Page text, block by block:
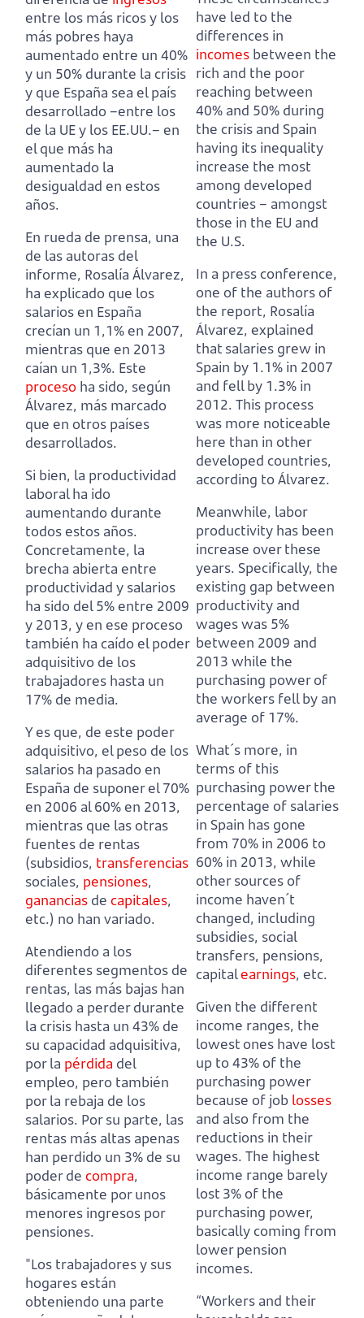
entre los más ricos y los
más pobres haya
aumentado entre un 40%
y un 50% durante la crisis
y que España sea el país
desarrollado –entre los
de la UE y los EE.UU.– en
el que más ha
aumentado la
desigualdad en estos
años.
En rueda de prensa, una
de las autoras del
informe, Rosalía Álvarez,
ha explicado que los
salarios en España
crecían un 1,1% en 2007,
mientras que en 2013
caían un 1,3%. Este
proceso ha sido, según
Álvarez, más marcado
que en otros países
desarrollados.
Si bien, la productividad
laboral ha ido
aumentando durante
todos estos años.
Concretamente, la
brecha abierta entre
productividad y salarios
ha sido del 5% entre 2009
y 2013, y en ese proceso
también ha caído el poder
adquisitivo de los
trabajadores hasta un
17% de media.
Y es que, de este poder
adquisitivo, el peso de los
salarios ha pasado en
España de suponer el 70%
en 2006 al 60% en 2013,
mientras que las otras
fuentes de rentas
(subsidios, transferencias
sociales, pensiones,
ganancias de capitales,
etc.) no han variado.
Atendiendo a los
diferentes segmentos de
rentas, las más bajas han
llegado a perder durante
la crisis hasta un 43% de
su capacidad adquisitiva,
por la pérdida del
empleo, pero también
por la rebaja de los
salarios. Por su parte, las
rentas más altas apenas
han perdido un 3% de su
poder de compra,
básicamente por unos
menores ingresos por
pensiones.
"Los trabajadores y sus
hogares están
obteniendo una parte
have led to the
differences in
incomes between the
rich and the poor
reaching between
40% and 50% during
the crisis and Spain
having its inequality
increase the most
among developed
countries – amongst
those in the EU and
the U.S.
In a press conference,
one of the authors of
the report, Rosalía
Álvarez, explained
that salaries grew in
Spain by 1.1% in 2007
and fell by 1.3% in
2012. This process
was more noticeable
here than in other
developed countries,
according to Álvarez.
Meanwhile, labor
productivity has been
increase over these
years. Specifically, the
existing gap between
productivity and
wages was 5%
between 2009 and
2013 while the
purchasing power of
the workers fell by an
average of 17%.
What´s more, in
terms of this
purchasing power the
percentage of salaries
in Spain has gone
from 70% in 2006 to
60% in 2013, while
other sources of
income haven´t
changed, including
subsidies, social
transfers, pensions,
capitalearnings, etc.
Given the different
income ranges, the
lowest ones have lost
up to 43% of the
purchasing power
because of job losses
and also from the
reductions in their
wages. The highest
income range barely
lost 3% of the
purchasing power,
basically coming from
lower pension
incomes.
“Workers and their